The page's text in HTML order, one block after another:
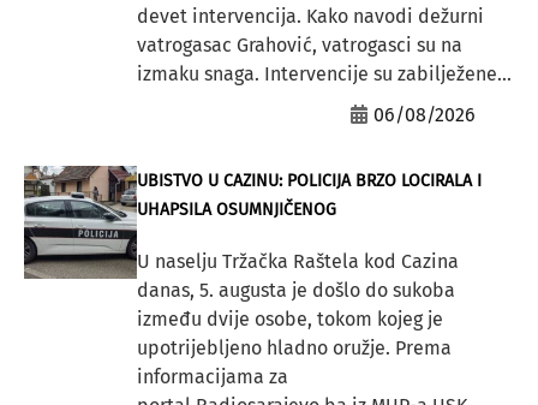
devet intervencija. Kako navodi dežurni
vatrogasac Grahović, vatrogasci su na
izmaku snaga. Intervencije su zabilježene...
06/08/2026
UBISTVO U CAZINU: POLICIJA BRZO LOCIRALA I
UHAPSILA OSUMNJIČENOG
U naselju Tržačka Raštela kod Cazina
danas, 5. augusta je došlo do sukoba
između dvije osobe, tokom kojeg je
upotrijebljeno hladno oružje. Prema
informacijama za